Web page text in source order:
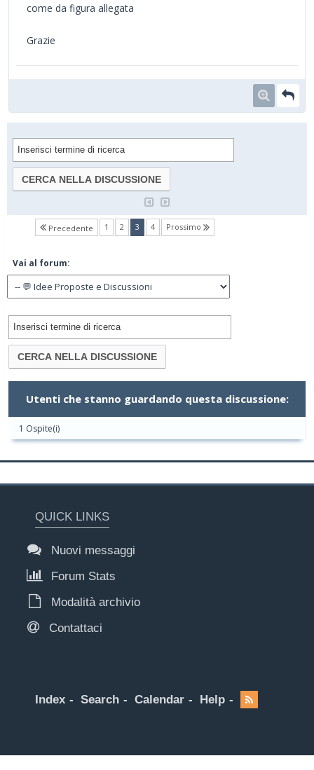
come da figura allegata
Grazie
Precedente 1 2 3(current)
4 Prossimo
Vai al forum:
Utenti che stanno guardando questa discussione:
1 Ospite(i)
QUICK LINKS
Nuovi messaggi
Forum Stats
Modalità archivio
Contattaci
Index Search Calendar Help